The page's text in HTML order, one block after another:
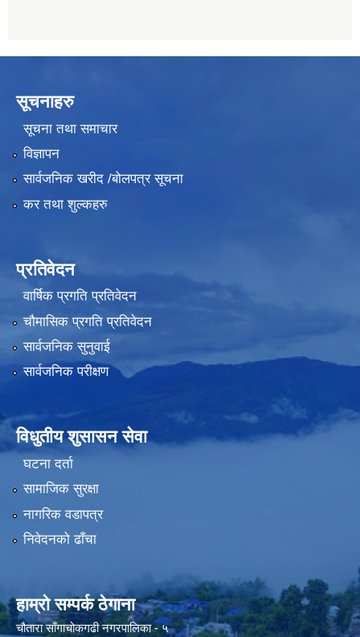
सूचनाहरु
सूचना तथा समाचार
विज्ञापन
सार्वजनिक खरीद /बोलपत्र सूचना
कर तथा शुल्कहरु
प्रतिवेदन
वार्षिक प्रगति प्रतिवेदन
चौमासिक प्रगति प्रतिवेदन
सार्वजनिक सुनुवाई
सार्वजनिक परीक्षण
विधुतीय शुसासन सेवा
घटना दर्ता
सामाजिक सुरक्षा
नागरिक वडापत्र
निवेदनको ढाँचा
हाम्रो सम्पर्क ठेगाना
चौतारा साँगाचोकगढी नगरपालिका - ५